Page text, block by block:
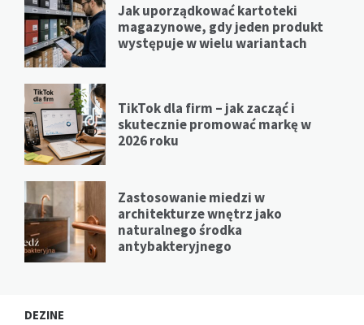
Jak uporządkować kartoteki
magazynowe, gdy jeden produkt
występuje w wielu wariantach
TikTok dla firm – jak zacząć i
skutecznie promować markę w
2026 roku
Zastosowanie miedzi w
architekturze wnętrz jako
naturalnego środka
antybakteryjnego
DEZINE